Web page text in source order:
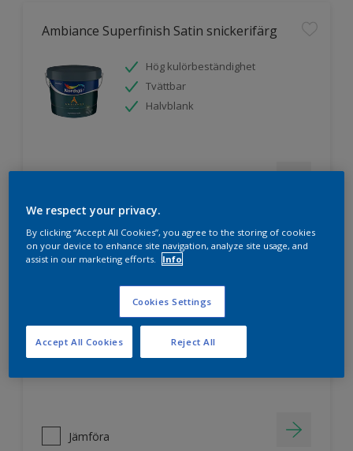
Ambiance Superfinish Satin snickerifärg
Hög kulörbeständighet
Tvättbar
Halvblank
Nordsjö Ambiance Superfinish Matt
Helmatt
Hög kulörbeständighet
Tvättbar
Jämföra
We respect your privacy.
By clicking “Accept All Cookies”, you agree to the storing of cookies
on your device to enhance site navigation, analyze site usage, and
assist in our marketing efforts.
Info
Cookies Settings
Reject All
Accept All Cookies